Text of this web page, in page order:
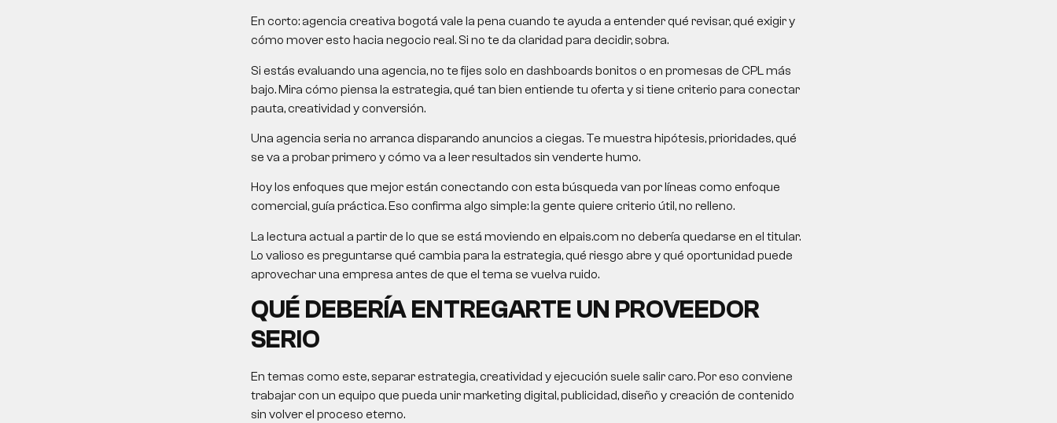
En corto: agencia creativa bogotá vale la pena cuando te ayuda a entender qué revisar, qué exigir y
cómo mover esto hacia negocio real. Si no te da claridad para decidir, sobra.
Si estás evaluando una agencia, no te fijes solo en dashboards bonitos o en promesas de CPL más
bajo. Mira cómo piensa la estrategia, qué tan bien entiende tu oferta y si tiene criterio para conectar
pauta, creatividad y conversión.
Una agencia seria no arranca disparando anuncios a ciegas. Te muestra hipótesis, prioridades, qué
se va a probar primero y cómo va a leer resultados sin venderte humo.
Hoy los enfoques que mejor están conectando con esta búsqueda van por líneas como enfoque
comercial, guía práctica. Eso confirma algo simple: la gente quiere criterio útil, no relleno.
La lectura actual a partir de lo que se está moviendo en elpais.com no debería quedarse en el titular.
Lo valioso es preguntarse qué cambia para la estrategia, qué riesgo abre y qué oportunidad puede
aprovechar una empresa antes de que el tema se vuelva ruido.
QUÉ DEBERÍA ENTREGARTE UN PROVEEDOR
SERIO
En temas como este, separar estrategia, creatividad y ejecución suele salir caro. Por eso conviene
trabajar con un equipo que pueda unir marketing digital, publicidad, diseño y creación de contenido
sin volver el proceso eterno.